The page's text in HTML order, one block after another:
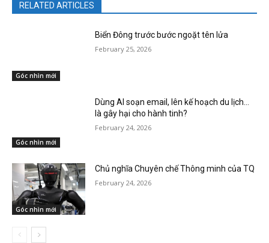
RELATED ARTICLES
Góc nhìn mới
Biển Đông trước bước ngoặt tên lửa
February 25, 2026
Góc nhìn mới
Dùng AI soạn email, lên kế hoạch du lịch…
là gây hại cho hành tinh?
February 24, 2026
Góc nhìn mới
Chủ nghĩa Chuyên chế Thông minh của TQ
February 24, 2026